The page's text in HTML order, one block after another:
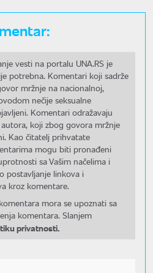
vesti na portalu UNA.RS je
potrebna. Komentari koji sadrže
mržnje na nacionalnoj,
nečije seksualne
Komentari odražavaju
koji zbog govora mržnje
Kao čitatelj prihvatate
mogu biti pronađeni
sa Vašim načelima i
postavljanje linkova i
kroz komentare.
mora se upoznati sa
komentara. Slanjem
privatnosti.